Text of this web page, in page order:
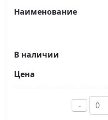
-